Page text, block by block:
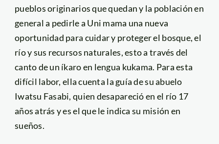
pueblos originarios que quedan y la población en
general a pedirle a Uni mama una nueva
oportunidad para cuidar y proteger el bosque, el
río y sus recursos naturales, esto a través del
canto de un íkaro en lengua kukama. Para esta
difícil labor, ella cuenta la guía de su abuelo
Iwatsu Fasabi, quien desapareció en el río 17
años atrás y es el que le indica su misión en
sueños.